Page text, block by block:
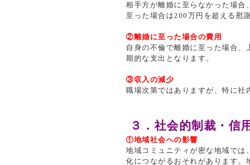
相手方が離婚に至らなかった場
至った場合は200万円を超える慰
②離婚に至った場合の費用
自身の不倫で離婚に至った場合
期的な支出となります。
③収入の減少
職場次第ではありますが、特に社
３．社会的制裁・信
①地域社会への影響
地域コミュニティが密な地域では
化につながるおそれがあります。